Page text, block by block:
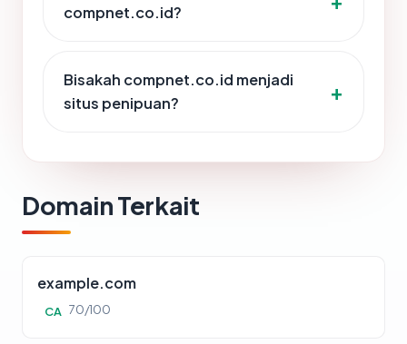
compnet.co.id?
Bisakah compnet.co.id menjadi
situs penipuan?
Domain Terkait
example.com
CA 70/100